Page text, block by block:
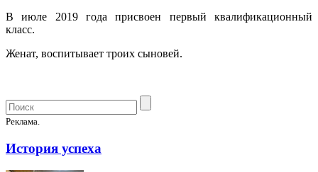
В июле 2019 года присвоен первый квалификационный
класс.
Женат, воспитывает троих сыновей.
Реклама.
История успеха